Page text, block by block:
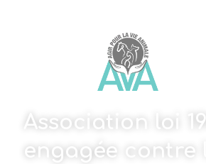
Association loi
engagée contre